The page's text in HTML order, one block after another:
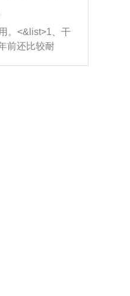
就可以让三元
堵塞的情况就
油粘度。使用
会有烧机油现
好的流动性，
到修理厂或4s
管防尘罩破
象，使半轴磨
损坏，产生异
向胶套和球头
。<&list>1、干
前还比较耐